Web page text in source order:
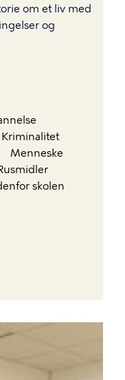
om et liv med
og
Kriminalitet
Menneske
skolen